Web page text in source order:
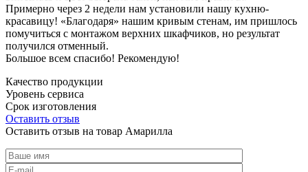
Примерно через 2 недели нам установили нашу кухню-
красавицу! «Благодаря» нашим кривым стенам, им пришлось
помучиться с монтажом верхних шкафчиков, но результат
получился отменный.
Большое всем спасибо! Рекомендую!
Качество продукции
Уровень сервиса
Срок изготовления
Оставить отзыв
Оставить отзыв на товар Амарилла